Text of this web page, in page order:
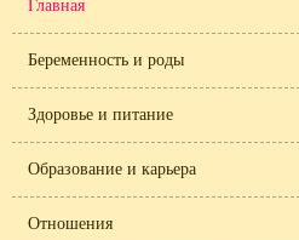
Главная
Беременность и роды
Здоровье и питание
Образование и карьера
Отношения